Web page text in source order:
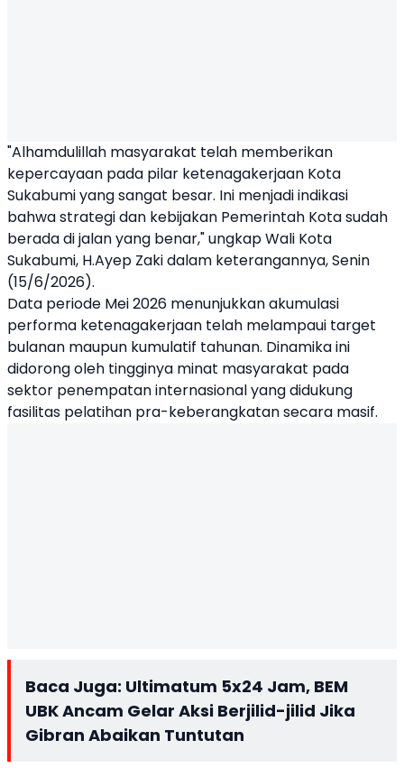
"Alhamdulillah masyarakat telah memberikan
kepercayaan pada pilar ketenagakerjaan Kota
Sukabumi yang sangat besar. Ini menjadi indikasi
bahwa strategi dan kebijakan Pemerintah Kota sudah
berada di jalan yang benar," ungkap Wali Kota
Sukabumi, H.Ayep Zaki dalam keterangannya, Senin
(15/6/2026).
Data periode Mei 2026 menunjukkan akumulasi
performa ketenagakerjaan telah melampaui target
bulanan maupun kumulatif tahunan. Dinamika ini
didorong oleh tingginya minat masyarakat pada
sektor penempatan internasional yang didukung
fasilitas pelatihan pra-keberangkatan secara masif.
Baca Juga: Ultimatum 5x24 Jam, BEM
UBK Ancam Gelar Aksi Berjilid-jilid Jika
Gibran Abaikan Tuntutan